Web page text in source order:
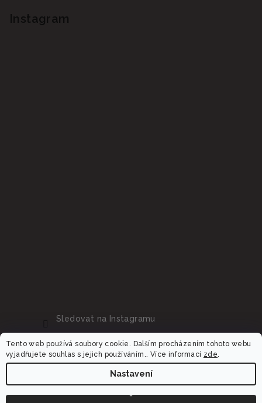
Tento web používá soubory cookie. Dalším procházením tohoto webu
vyjadřujete souhlas s jejich používáním.. Více informací zde.
Nastavení
Instagram
Sledovat na Instagramu